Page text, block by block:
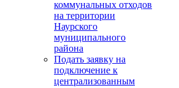
коммунальных отходов
на территории
Наурского
муниципального
района
Подать заявку на
подключение к
централизованным